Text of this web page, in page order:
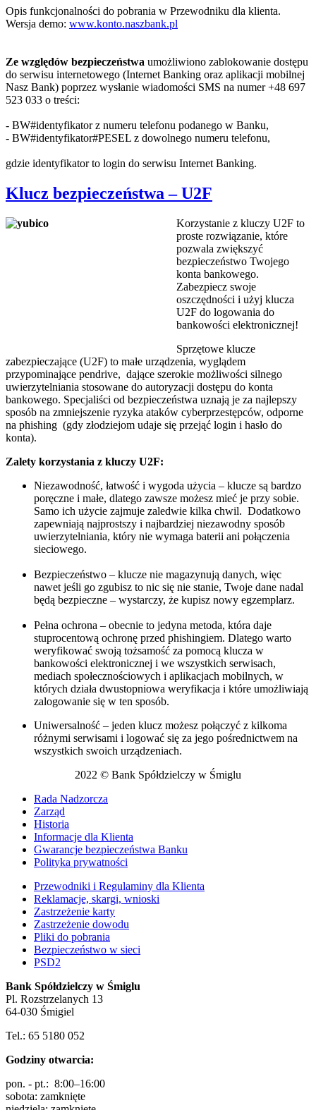
Opis funkcjonalności do pobrania w Przewodniku dla klienta.
Wersja demo: www.konto.naszbank.pl
Ze względów bezpieczeństwa umożliwiono zablokowanie dostępu
do serwisu internetowego (Internet Banking oraz aplikacji mobilnej
Nasz Bank) poprzez wysłanie wiadomości SMS na numer +48 697
523 033 o treści:
- BW#identyfikator z numeru telefonu podanego w Banku,
- BW#identyfikator#PESEL z dowolnego numeru telefonu,
gdzie identyfikator to login do serwisu Internet Banking.
Klucz bezpieczeństwa – U2F
Korzystanie z kluczy U2F to
proste rozwiązanie, które
pozwala zwiększyć
bezpieczeństwo Twojego
konta bankowego.
Zabezpiecz swoje
oszczędności i użyj klucza
U2F do logowania do
bankowości elektronicznej!
Sprzętowe klucze
zabezpieczające (U2F) to małe urządzenia, wyglądem
przypominające pendrive, dające szerokie możliwości silnego
uwierzytelniania stosowane do autoryzacji dostępu do konta
bankowego. Specjaliści od bezpieczeństwa uznają je za najlepszy
sposób na zmniejszenie ryzyka ataków cyberprzestępców, odporne
na phishing (gdy złodziejom udaje się przejąć login i hasło do
konta).
Zalety korzystania z kluczy U2F:
Niezawodność, łatwość i wygoda użycia – klucze są bardzo
poręczne i małe, dlatego zawsze możesz mieć je przy sobie.
Samo ich użycie zajmuje zaledwie kilka chwil. Dodatkowo
zapewniają najprostszy i najbardziej niezawodny sposób
uwierzytelniania, który nie wymaga baterii ani połączenia
sieciowego.
Bezpieczeństwo – klucze nie magazynują danych, więc
nawet jeśli go zgubisz to nic się nie stanie, Twoje dane nadal
będą bezpieczne – wystarczy, że kupisz nowy egzemplarz.
Pełna ochrona – obecnie to jedyna metoda, która daje
stuprocentową ochronę przed phishingiem. Dlatego warto
weryfikować swoją tożsamość za pomocą klucza w
bankowości elektronicznej i we wszystkich serwisach,
mediach społecznościowych i aplikacjach mobilnych, w
których działa dwustopniowa weryfikacja i które umożliwiają
zalogowanie się w ten sposób.
Uniwersalność – jeden klucz możesz połączyć z kilkoma
różnymi serwisami i logować się za jego pośrednictwem na
wszystkich swoich urządzeniach.
2022 © Bank Spółdzielczy w Śmiglu
Rada Nadzorcza
Zarząd
Historia
Informacje dla Klienta
Gwarancje bezpieczeństwa Banku
Polityka prywatności
Przewodniki i Regulaminy dla Klienta
Reklamacje, skargi, wnioski
Zastrzeżenie karty
Zastrzeżenie dowodu
Pliki do pobrania
Bezpieczeństwo w sieci
PSD2
Bank Spółdzielczy w Śmiglu
Pl. Rozstrzelanych 13
64-030 Śmigiel
Tel.: 65 5180 052
Godziny otwarcia:
pon. - pt.: 8:00–16:00
sobota: zamknięte